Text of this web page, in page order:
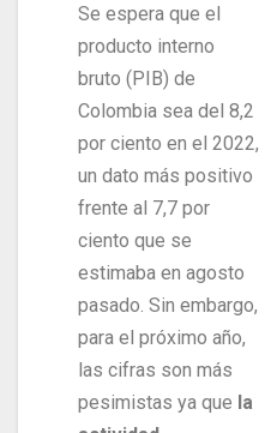
Se espera que el
producto interno
bruto (PIB) de
Colombia sea del 8,2
por ciento en el 2022,
un dato más positivo
frente al 7,7 por
ciento que se
estimaba en agosto
pasado. Sin embargo,
para el próximo año,
las cifras son más
pesimistas ya que la